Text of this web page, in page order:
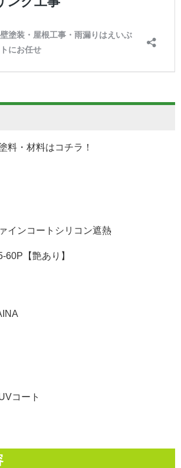
料・材料はコチラ！
インコートシリコン遮熱
60P 【艶あり】
コート